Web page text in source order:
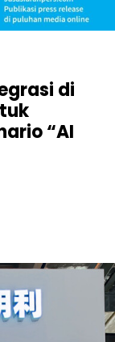
di
“AI